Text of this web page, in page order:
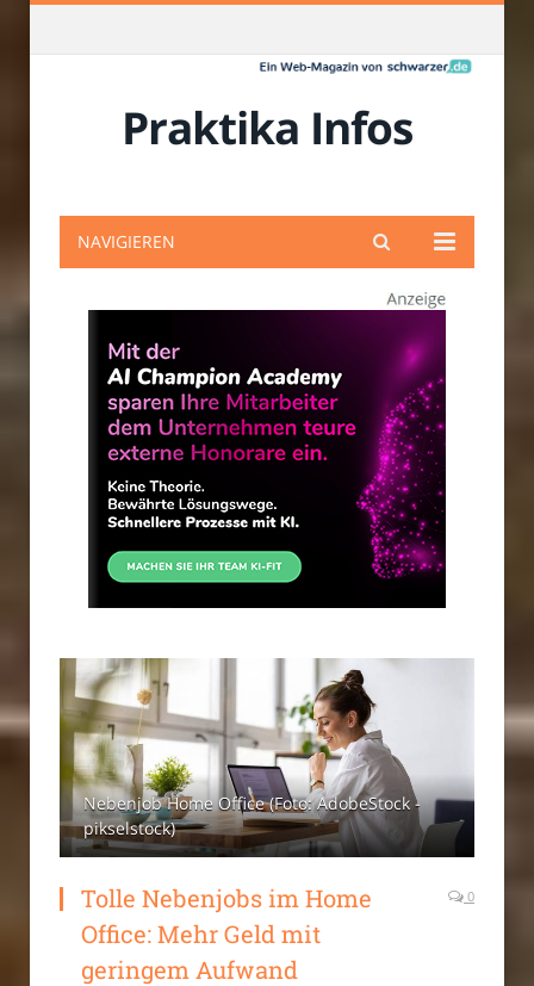
Praktika Infos
NAVIGIEREN
Nebenjob Home Office (Foto: AdobeStock -
pikselstock)
Tolle Nebenjobs im Home
Office: Mehr Geld mit
geringem Aufwand
0